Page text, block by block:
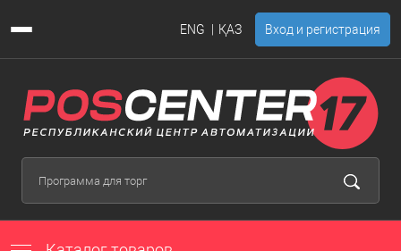
ENG ҚАЗ Вход и регистрация